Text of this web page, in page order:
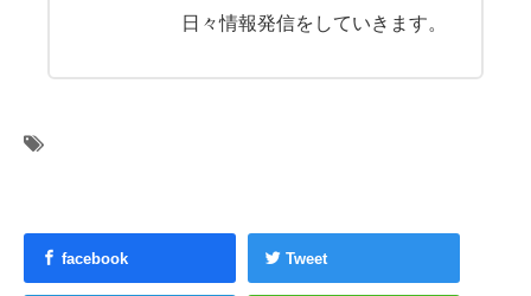
日々情報発信をしていきます。
facebook Tweet